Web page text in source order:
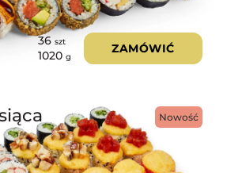
36 szt
1020 g
ZAMÓWIĆ
Nowość